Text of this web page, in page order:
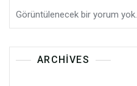
Görüntülenecek bir yorum yok.
ARCHIVES